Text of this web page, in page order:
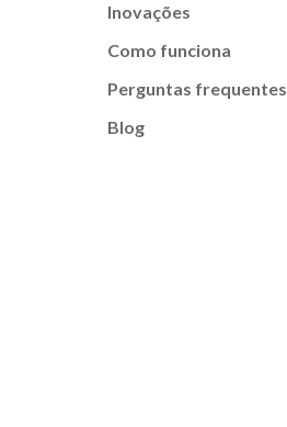
Inovações
Como funciona
Perguntas frequentes
Blog